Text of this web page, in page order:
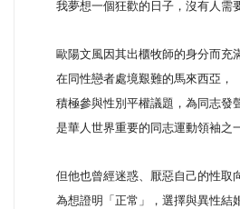
我夢想一個狂歡的日子，沒有人需要
歐陽文風因其出櫃牧師的身分而充
在同性戀者處境艱難的馬來西亞，
積極參與性別平權議題，為同志發
是華人世界重要的同志運動領袖之一
但他也曾經迷惑、厭惡自己的性取
為想證明「正常」，選擇與異性結